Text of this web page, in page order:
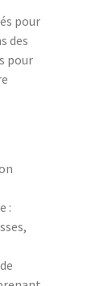
pour
des
pour
: